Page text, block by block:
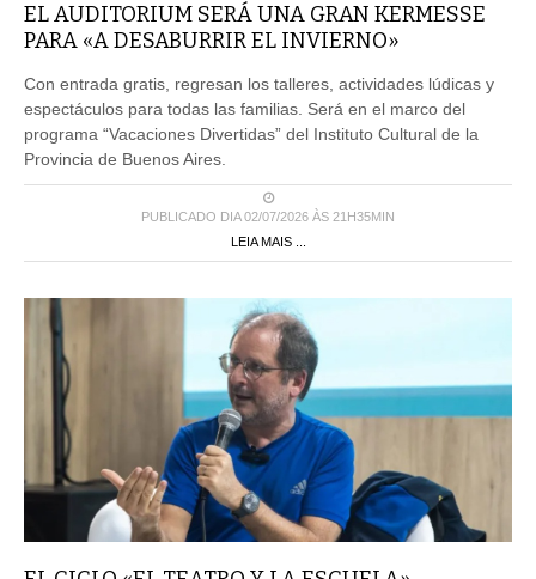
EL AUDITORIUM SERÁ UNA GRAN KERMESSE
PARA «A DESABURRIR EL INVIERNO»
Con entrada gratis, regresan los talleres, actividades lúdicas y
espectáculos para todas las familias. Será en el marco del
programa “Vacaciones Divertidas” del Instituto Cultural de la
Provincia de Buenos Aires.
PUBLICADO DIA 02/07/2026 ÀS 21H35MIN
LEIA MAIS ...